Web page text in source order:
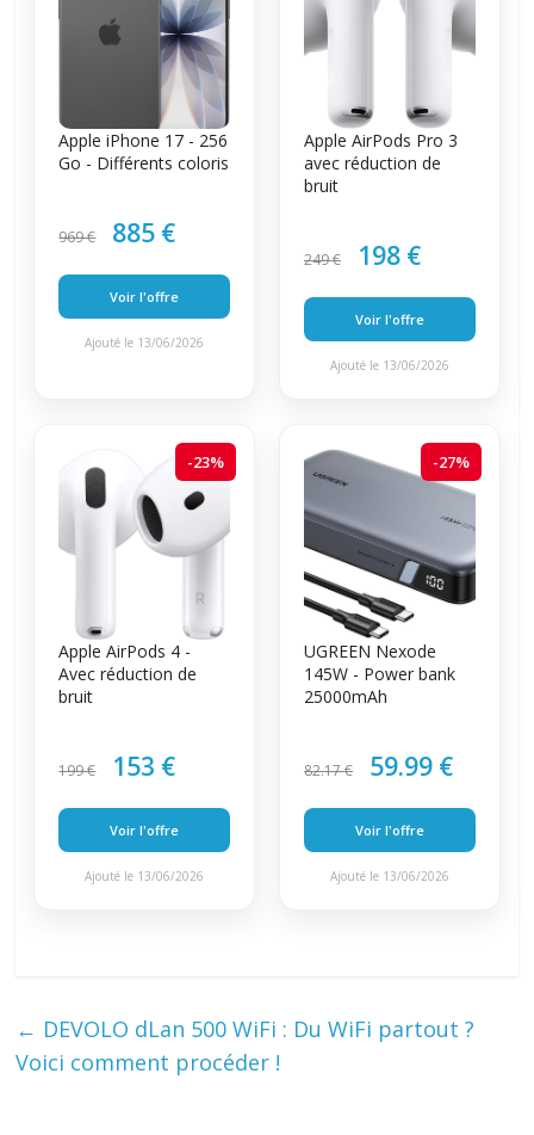
Apple iPhone 17 - 256
Go - Différents coloris
969 € 885 €
Voir l'offre
Ajouté le 13/06/2026
Apple AirPods Pro 3
avec réduction de
bruit
249 € 198 €
Voir l'offre
Ajouté le 13/06/2026
-23%
Apple AirPods 4 -
Avec réduction de
bruit
199 € 153 €
Voir l'offre
Ajouté le 13/06/2026
-27%
UGREEN Nexode
145W - Power bank
25000mAh
82.17 € 59.99 €
Voir l'offre
Ajouté le 13/06/2026
← DEVOLO dLan 500 WiFi : Du WiFi partout ?
Voici comment procéder !